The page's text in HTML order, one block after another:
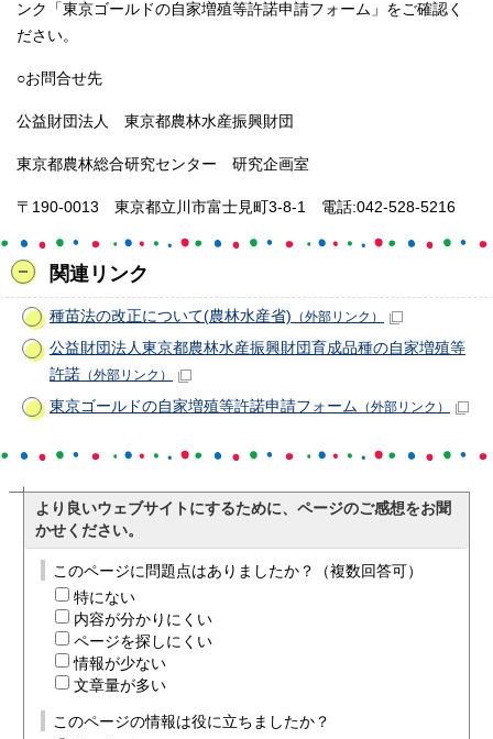
ンク「東京ゴールドの自家増殖等許諾申請フォーム」をご確認く
ださい。
○お問合せ先
公益財団法人 東京都農林水産振興財団
東京都農林総合研究センター 研究企画室
〒190-0013 東京都立川市富士見町3-8-1 電話:042-528-5216
関連リンク
種苗法の改正について(農林水産省) （外部リンク）
公益財団法人東京都農林水産振興財団育成品種の自家増殖等
許諾 （外部リンク）
東京ゴールドの自家増殖等許諾申請フォーム （外部リンク）
より良いウェブサイトにするために、ページのご感想をお聞
かせください。
このページに問題点はありましたか？（複数回答可）
特にない
内容が分かりにくい
ページを探しにくい
情報が少ない
文章量が多い
このページの情報は役に立ちましたか？